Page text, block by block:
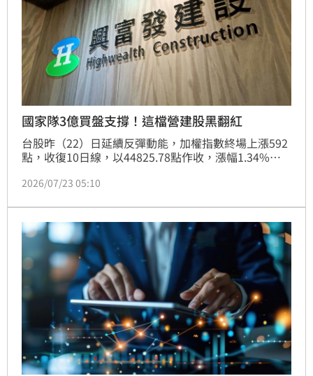
國家隊3億買盤支撐！這檔營建股黑翻紅
台股昨（22）日延續反彈動能，加權指數終場上漲592
點，收復10日線，以44825.78點作收，漲幅1.34%。
億元。不過，隨著青安3.0趨嚴，營建股興富發
賣超6759張，所幸獲國家隊逾3億元的買盤支撐，股價
尾盤終於由黑翻紅，上漲1.59%，收報44.8元。
2026/07/23 05:10